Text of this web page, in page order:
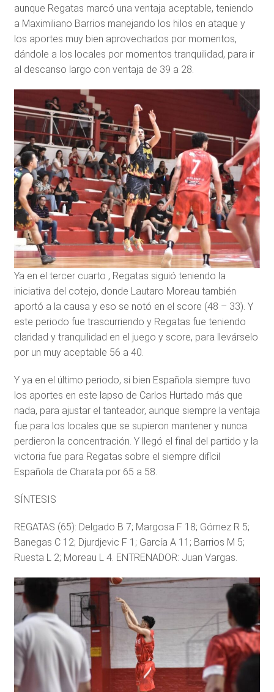
aunque Regatas marcó una ventaja aceptable, teniendo
a Maximiliano Barrios manejando los hilos en ataque y
los aportes muy bien aprovechados por momentos,
dándole a los locales por momentos tranquilidad, para ir
al descanso largo con ventaja de 39 a 28.
Ya en el tercer cuarto , Regatas siguió teniendo la
iniciativa del cotejo, donde Lautaro Moreau también
aportó a la causa y eso se notó en el score (48 – 33). Y
este periodo fue trascurriendo y Regatas fue teniendo
claridad y tranquilidad en el juego y score, para llevárselo
por un muy aceptable 56 a 40.
Y ya en el último periodo, si bien Española siempre tuvo
los aportes en este lapso de Carlos Hurtado más que
nada, para ajustar el tanteador, aunque siempre la ventaja
fue para los locales que se supieron mantener y nunca
perdieron la concentración. Y llegó el final del partido y la
victoria fue para Regatas sobre el siempre difícil
Española de Charata por 65 a 58.
SÍNTESIS
REGATAS (65): Delgado B 7; Margosa F 18; Gómez R 5;
Banegas C 12; Djurdjevic F 1; García A 11; Barrios M 5;
Ruesta L 2; Moreau L 4. ENTRENADOR: Juan Vargas.